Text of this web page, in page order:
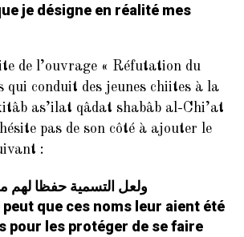
je désigne en réalité mes
de l’ouvrage « Réfutation du
qui conduit des jeunes chiites à la
as’ilat qâdat shabâb al-Chi’at
pas de son côté à ajouter le
:
ولعل التسمية حفظا لهم
peut que ces noms leur aient été
pour les protéger de se faire